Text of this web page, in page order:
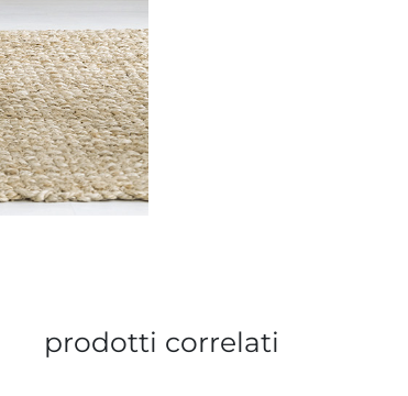
prodotti correlati